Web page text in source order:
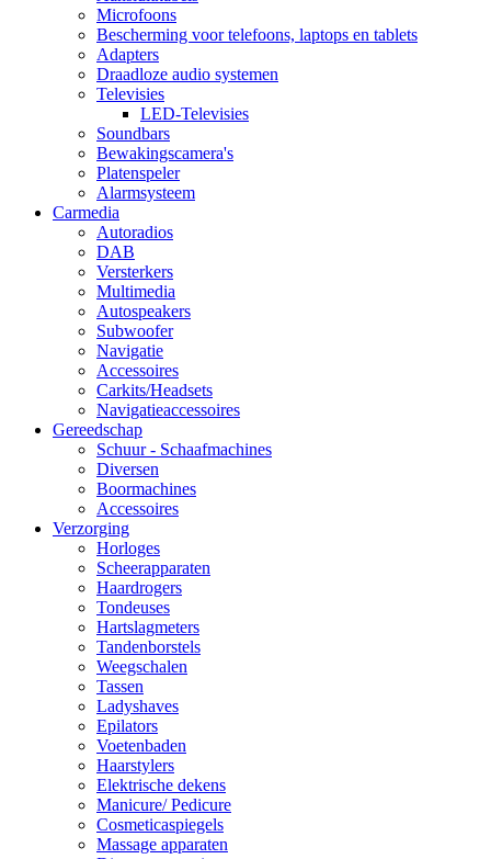
Microfoons
Bescherming voor telefoons, laptops en tablets
Adapters
Draadloze audio systemen
Televisies
LED-Televisies
Soundbars
Bewakingscamera's
Platenspeler
Alarmsysteem
Carmedia
Autoradios
DAB
Versterkers
Multimedia
Autospeakers
Subwoofer
Navigatie
Accessoires
Carkits/Headsets
Navigatieaccessoires
Gereedschap
Schuur - Schaafmachines
Diversen
Boormachines
Accessoires
Verzorging
Horloges
Scheerapparaten
Haardrogers
Tondeuses
Hartslagmeters
Tandenborstels
Weegschalen
Tassen
Ladyshaves
Epilators
Voetenbaden
Haarstylers
Elektrische dekens
Manicure/ Pedicure
Cosmeticaspiegels
Massage apparaten